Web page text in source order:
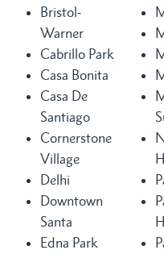
Bristol-
Warner
Cabrillo Park
Casa Bonita
Casa De
Santiago
Cornerstone
Village
Delhi
Downtown
Santa
Edna Park